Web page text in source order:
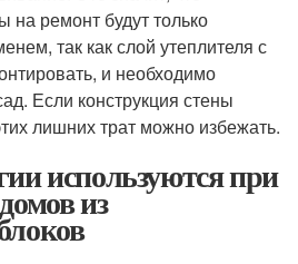
на ремонт будут только
так как слой утеплителя с
и необходимо
Если конструкция стены
лишних трат можно избежать.
используются при
из